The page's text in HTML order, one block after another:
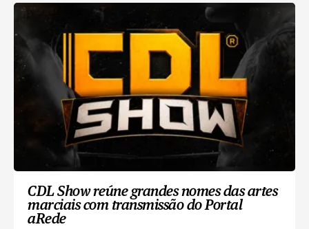
CDL Show reúne grandes nomes das artes
marciais com transmissão do Portal
aRede